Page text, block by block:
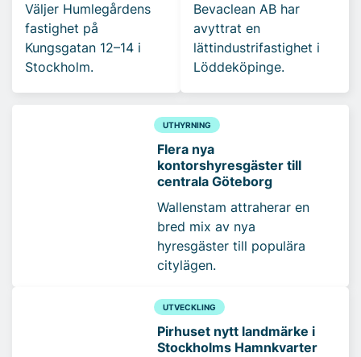
Väljer Humlegårdens
fastighet på
Kungsgatan 12–14 i
Stockholm.
Bevaclean AB har
avyttrat en
lättindustrifastighet i
Löddeköpinge.
UTHYRNING
Flera nya
kontorshyresgäster till
centrala Göteborg
Wallenstam attraherar en
bred mix av nya
hyresgäster till populära
citylägen.
UTVECKLING
Pirhuset nytt landmärke i
Stockholms Hamnkvarter